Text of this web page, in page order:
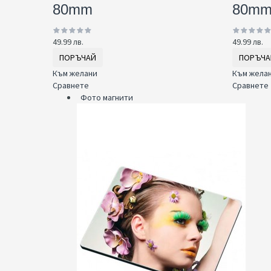
80mm
49.99 лв.
ПОРЪЧАЙ
Към желани
Сравнете
80mm
49.99 лв.
Към
Сравнете
Фото магнити